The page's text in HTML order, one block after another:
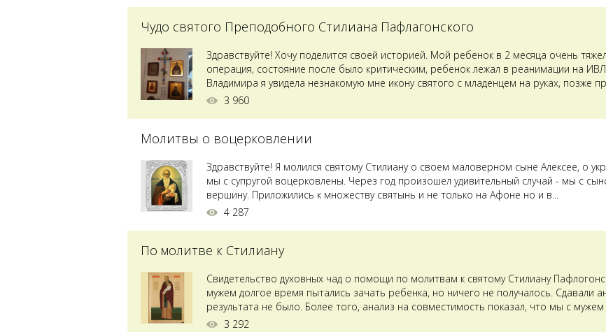
Чудо святого Преподобного Стилиана Пафлагонского
Здравствуйте! Хочу поделится своей историей. Мой ребенок в 2 месяца очень
операция, состояние после было критическим, ребенок лежал в реанимации на
Владимира я увидела незнакомую мне икону святого с младенцем на руках, позже
Преподобного...
3 960
Молитвы о воцерковлении
Здравствуйте! Я молился святому Стилиану о своем маловерном сыне Алексее, о
мы с супругой воцерковлены. Через год произошел удивительный случай - мы с
вершину. Приложились к множеству святынь и не только на Афоне но и в...
4 287
По молитве к Стилиану
Свидетельство духовных чад о помощи по молитвам к святому Стилиану
мужем долгое время пытались зачать ребенка, но ничего не получалось. Сдавали
результата не было. Более того, анализ на совместимость показал, что мы с
ставили...
3 292